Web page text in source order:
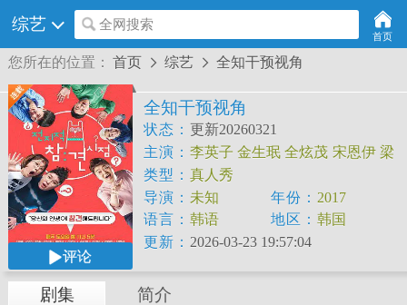
综艺 全网搜索
首页
您所在的位置： 首页  综艺  全知干预视角
评论
全知干预视角
状态： 更新20260321
主演： 李英子 金生珉 全炫茂 宋恩伊 梁
世亨 洪真英 柳炳宰
类型： 真人秀
导演： 未知 年份： 2017
语言： 韩语 地区： 韩国
更新： 2026-03-23 19:57:04
剧集 简介